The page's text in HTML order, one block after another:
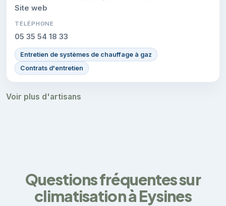
Site web
TÉLÉPHONE
05 35 54 18 33
Entretien de systèmes de chauffage à gaz
Contrats d'entretien
Voir plus d'artisans
Questions fréquentes sur
climatisation à Eysines